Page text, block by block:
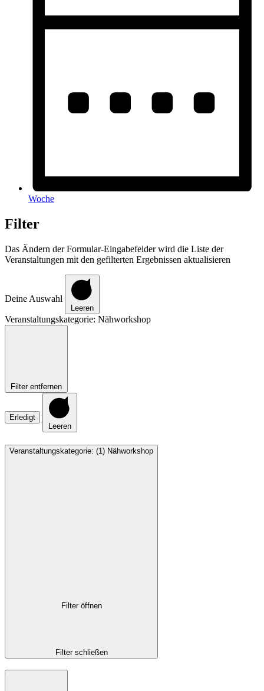
Woche
Filter
Das Ändern der Formular-Eingabefelder wird die Liste der
Veranstaltungen mit den gefilterten Ergebnissen aktualisieren
Deine Auswahl
Leeren
Veranstaltungskategorie: Nähworkshop
Filter entfernen
Erledigt
Leeren
Veranstaltungskategorie: (1) Nähworkshop
Filter öffnen
Filter schließen